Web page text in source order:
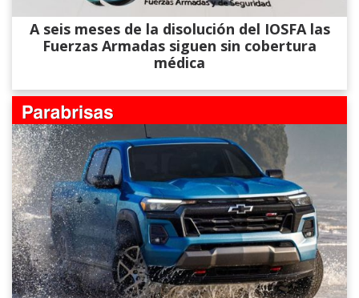
A seis meses de la disolución del IOSFA las
Fuerzas Armadas siguen sin cobertura
médica